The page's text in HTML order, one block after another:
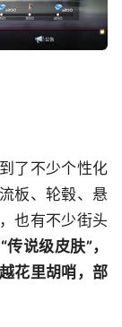
了不少个性化
板、轮毂、悬
也有不少街头
说级皮肤”，
花里胡哨，部